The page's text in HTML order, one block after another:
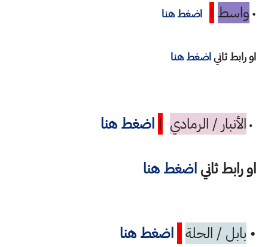
• واسط | اضغط هنا
او رابط ثانياضغط هنا
• الأنبار / الرمادي | اضغط هنا
او رابط ثانياضغط هنا
• بابل / الحلة | اضغط هنا